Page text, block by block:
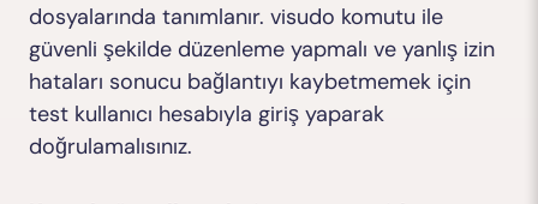
dosyalarında tanımlanır. visudo komutu ile
güvenli şekilde düzenleme yapmalı ve yanlış izin
hataları sonucu bağlantıyı kaybetmemek için
test kullanıcı hesabıyla giriş yaparak
doğrulamalısınız.